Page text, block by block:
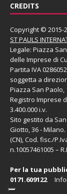
CREDITS
Copyright © 2015-
ST PAULS
Legale: Piazza
delle Imprese di
Partita IVA
soggetta a
Piazza San Paolo,
Registro Imprese
3.400.000 i.v.
Sito gestito da
Giotto, 36 -
(CN), Cod. fisc./
n.10057461005 –
Per la tua
0171.609122